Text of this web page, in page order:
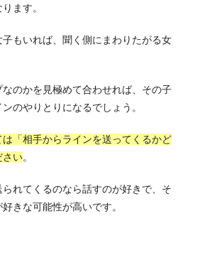
ます。
もいれば、聞く側にまわりたがる女
のかを見極めて合わせれば、その子
のやりとりになるでしょう。
「相手からラインを送ってくるかど
さい。
れてくるのなら話すのが好きで、そ
きな可能性が高いです。